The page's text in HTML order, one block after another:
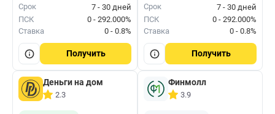
Срок
7 - 30 дней
ПСК
0 - 292.000%
Ставка
0 - 0.8%
Получить
Срок
7 - 30 дней
ПСК
0 - 292.000%
Ставка
0 - 0.8%
Получить
Деньги на дом
2.3
Финмолл
3.9